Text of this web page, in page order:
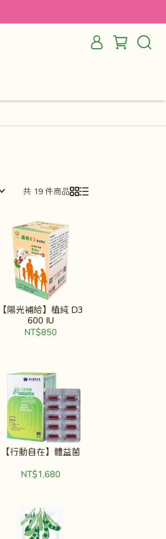
共 19 件商品
【陽光補給】植純 D3
600 IU
NT$850
【行動自在】體益菌
NT$1,680